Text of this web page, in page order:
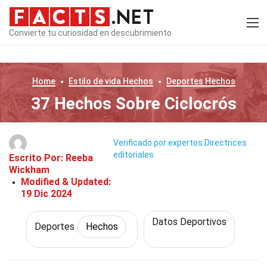
Convierte tu curiosidad en descubrimiento
Home Estilo de vida Hechos DeportesHechos
37 Hechos Sobre Ciclocrós
Escrito Por: Reeba
Wickham
Modified & Updated:
19 Dic 2024
Verificado por expertos Directrices
editoriales
Deportes Hechos Datos Deportivos